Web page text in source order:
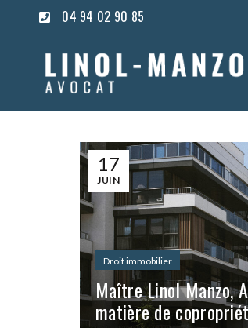
04 94 02 90 85
17
JUIN
Droit immobilier
Maître Linol Manzo,
matière de